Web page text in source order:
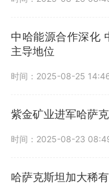
中哈能源合作深化
主导地位
时间：2025-08-25
紫金矿业进军哈萨
时间：2025-08-23
哈萨克斯坦加大稀